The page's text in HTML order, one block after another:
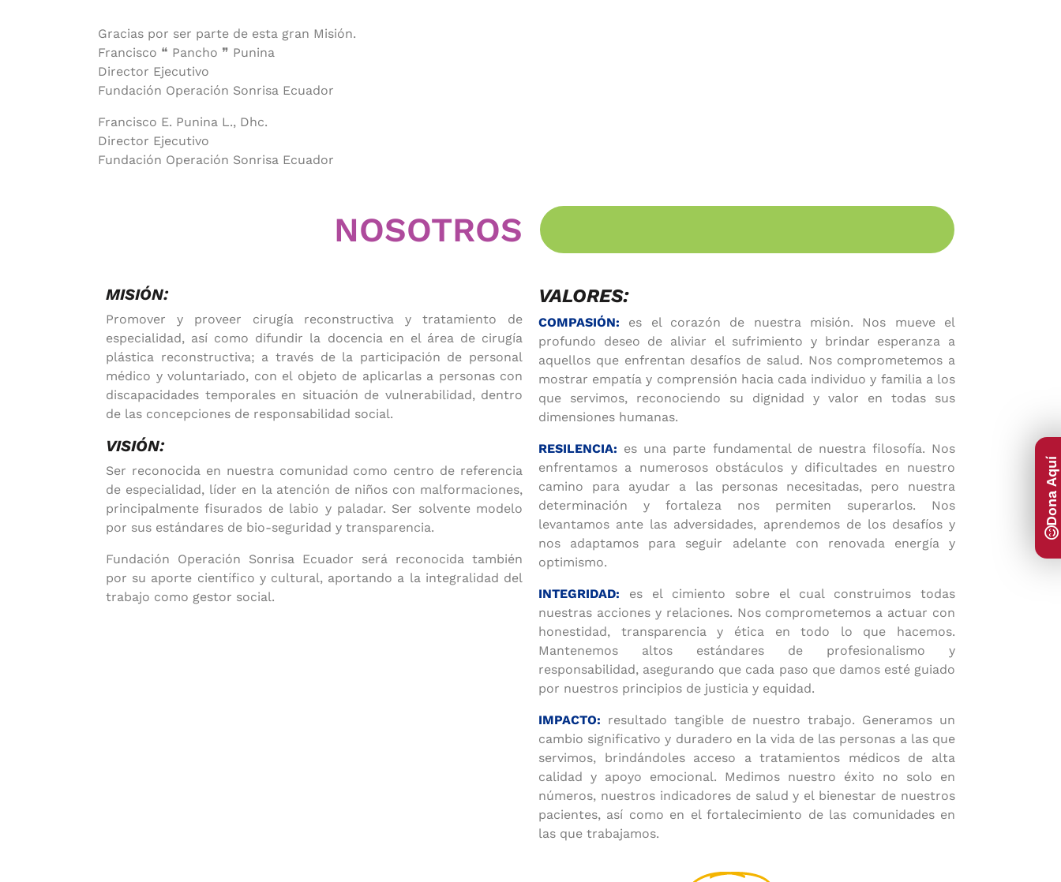
Gracias por ser parte de esta gran Misión.
Francisco ❝ Pancho ❞ Punina
Director Ejecutivo
Fundación Operación Sonrisa Ecuador
Francisco E. Punina L., Dhc.
Director Ejecutivo
Fundación Operación Sonrisa Ecuador
NOSOTROS
MISIÓN:
Promover y proveer cirugía reconstructiva y tratamiento de
especialidad, así como difundir la docencia en el área de cirugía
plástica reconstructiva; a través de la participación de personal
médico y voluntariado, con el objeto de aplicarlas a personas con
discapacidades temporales en situación de vulnerabilidad, dentro
de las concepciones de responsabilidad social.
VISIÓN:
Ser reconocida en nuestra comunidad como centro de referencia
de especialidad, líder en la atención de niños con malformaciones,
principalmente fisurados de labio y paladar. Ser solvente modelo
por sus estándares de bio-seguridad y transparencia.
Fundación Operación Sonrisa Ecuador será reconocida también
por su aporte científico y cultural, aportando a la integralidad del
trabajo como gestor social.
VALORES:
COMPASIÓN: es el corazón de nuestra misión. Nos mueve el
profundo deseo de aliviar el sufrimiento y brindar esperanza a
aquellos que enfrentan desafíos de salud. Nos comprometemos a
mostrar empatía y comprensión hacia cada individuo y familia a los
que servimos, reconociendo su dignidad y valor en todas sus
dimensiones humanas.
RESILENCIA: es una parte fundamental de nuestra filosofía. Nos
enfrentamos a numerosos obstáculos y dificultades en nuestro
camino para ayudar a las personas necesitadas, pero nuestra
determinación y fortaleza nos permiten superarlos. Nos
levantamos ante las adversidades, aprendemos de los desafíos y
nos adaptamos para seguir adelante con renovada energía y
optimismo.
INTEGRIDAD: es el cimiento sobre el cual construimos todas
nuestras acciones y relaciones. Nos comprometemos a actuar con
honestidad, transparencia y ética en todo lo que hacemos.
Mantenemos altos estándares de profesionalismo y
responsabilidad, asegurando que cada paso que damos esté guiado
por nuestros principios de justicia y equidad.
IMPACTO: resultado tangible de nuestro trabajo. Generamos un
cambio significativo y duradero en la vida de las personas a las que
servimos, brindándoles acceso a tratamientos médicos de alta
calidad y apoyo emocional. Medimos nuestro éxito no solo en
números, nuestros indicadores de salud y el bienestar de nuestros
pacientes, así como en el fortalecimiento de las comunidades en
las que trabajamos.
Dona Aquí